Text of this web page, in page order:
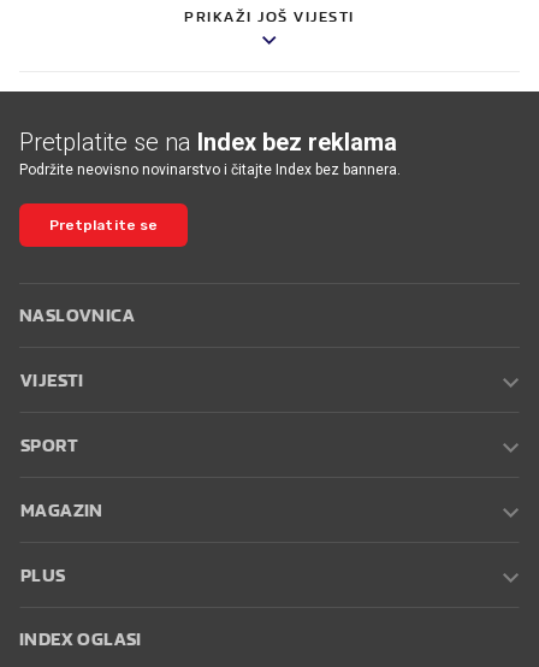
PRIKAŽI JOŠ VIJESTI
Pretplatite se na Index bez reklama
Podržite neovisno novinarstvo i čitajte Index bez bannera.
Pretplatite se
NASLOVNICA
VIJESTI
SPORT
MAGAZIN
PLUS
INDEX OGLASI